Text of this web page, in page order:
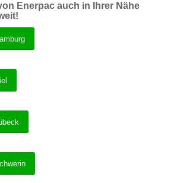
Enerpac auch in Ihrer Nähe